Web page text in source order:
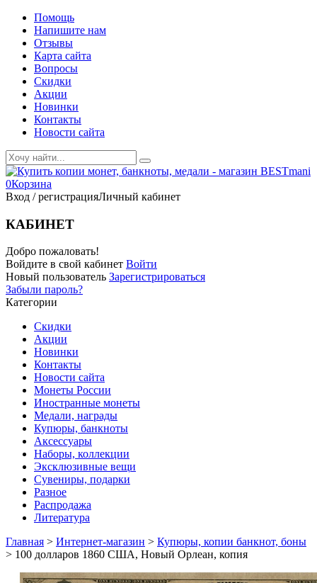
Помощь
Напишите нам
Отзывы
Карта сайта
Вопросы
Скидки
Акции
Новинки
Контакты
Новости сайта
0Корзина
Вход / регистрацияЛичный кабинет
КАБИНЕТ
Добро пожаловать!
Войдите в свой кабинет Войти
Новый пользователь Зарегистрироваться
Забыли пароль?
Категории
Скидки
Акции
Новинки
Контакты
Новости сайта
Монеты России
Иностранные монеты
Медали, награды
Купюры, банкноты
Аксессуары
Наборы, коллекции
Эксклюзивные вещи
Сувениры, подарки
Разное
Распродажа
Литература
Главная > Интернет-магазин > Купюры, копии банкнот, боны
> 100 долларов 1860 США, Новый Орлеан, копия